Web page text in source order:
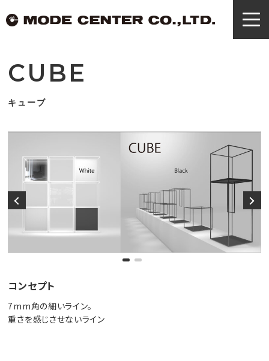
CUBE
キューブ
コンセプト
7mm角の細いライン。
重さを感じさせないライン